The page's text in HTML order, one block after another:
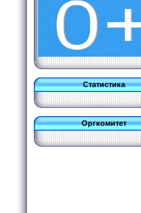
Статистика
Оргкомитет